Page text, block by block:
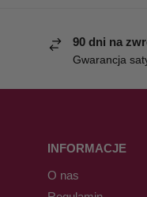
90 dni na
Gwarancja
INFORMACJE
O nas